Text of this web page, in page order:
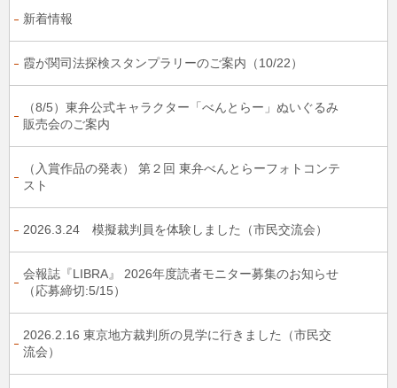
新着情報
霞が関司法探検スタンプラリーのご案内（10/22）
（8/5）東弁公式キャラクター「べんとらー」ぬいぐるみ
販売会のご案内
（入賞作品の発表） 第２回 東弁べんとらーフォトコンテ
スト
2026.3.24 模擬裁判員を体験しました（市民交流会）
会報誌『LIBRA』 2026年度読者モニター募集のお知らせ
（応募締切:5/15）
2026.2.16 東京地方裁判所の見学に行きました（市民交
流会）